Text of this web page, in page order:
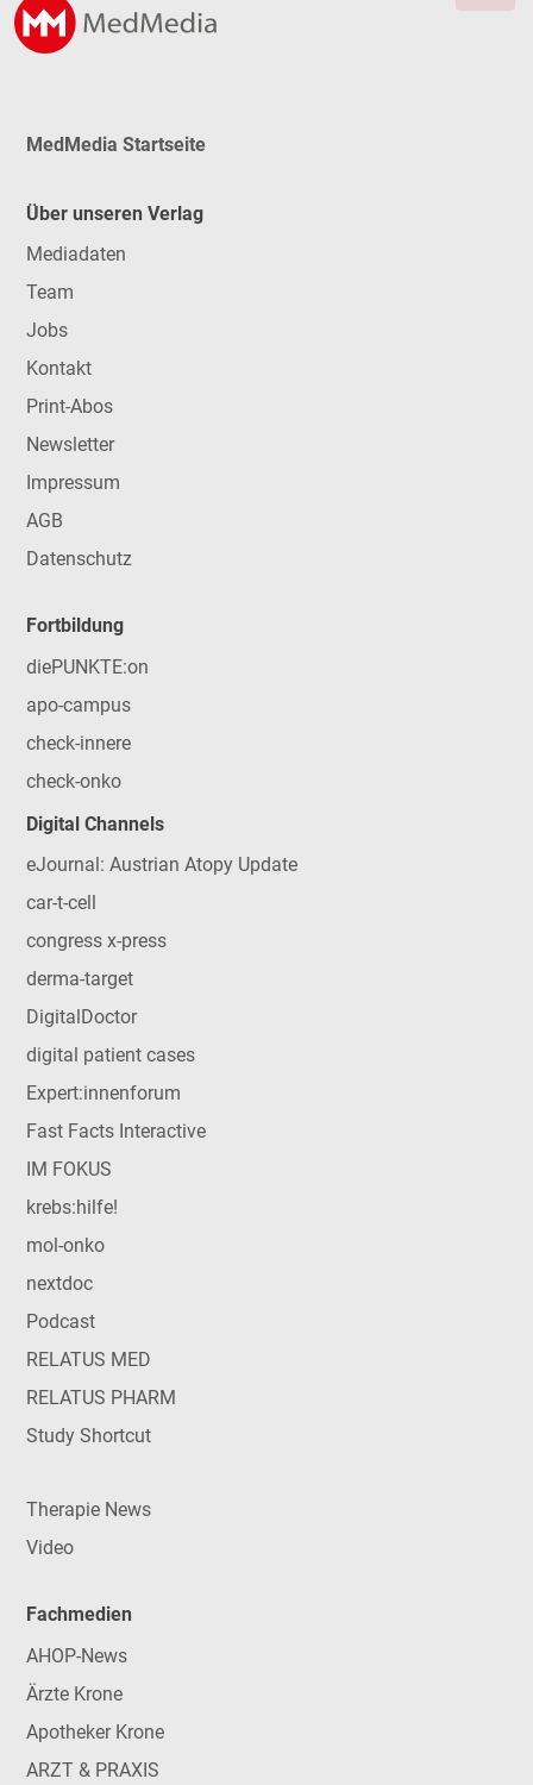
MedMedia Startseite
Über unseren Verlag
Mediadaten
Team
Jobs
Kontakt
Print-Abos
Newsletter
Impressum
AGB
Datenschutz
Fortbildung
diePUNKTE:on
apo-campus
check-innere
check-onko
Digital Channels
eJournal: Austrian Atopy Update
car-t-cell
congress x-press
derma-target
DigitalDoctor
digital patient cases
Expert:innenforum
Fast Facts Interactive
IM FOKUS
krebs:hilfe!
mol-onko
nextdoc
Podcast
RELATUS MED
RELATUS PHARM
Study Shortcut
Therapie News
Video
Fachmedien
AHOP-News
Ärzte Krone
Apotheker Krone
ARZT & PRAXIS